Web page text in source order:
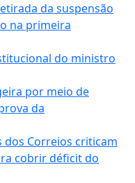
da suspensão
na primeira
do ministro
por meio de
da
Correios criticam
cobrir déficit do